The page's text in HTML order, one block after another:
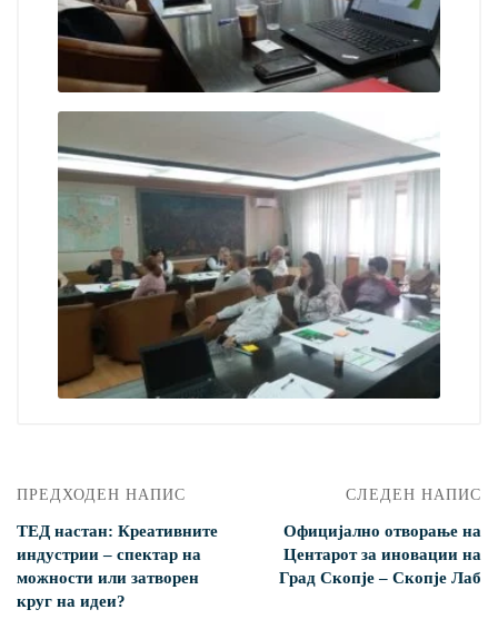
ПРЕДХОДЕН НАПИС
ТЕД настан: Креативните
индустрии – спектар на
можности или затворен
круг на идеи?
СЛЕДЕН НАПИС
Официјално отворање на
Центарот за иновации на
Град Скопје – Скопје Лаб